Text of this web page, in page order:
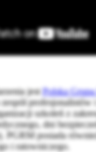
jestPolska
zespół
szkoleń z
dni
PGRM posiada
i ratowniczego.